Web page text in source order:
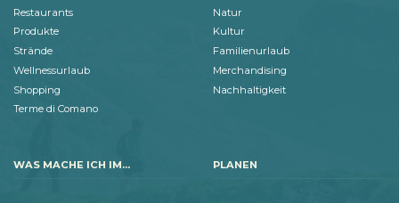
Restaurants
Produkte
Strände
Wellnessurlaub
Shopping
Terme di Comano
Natur
Kultur
Familienurlaub
Merchandising
Nachhaltigkeit
WAS MACHE ICH IM... PLANEN